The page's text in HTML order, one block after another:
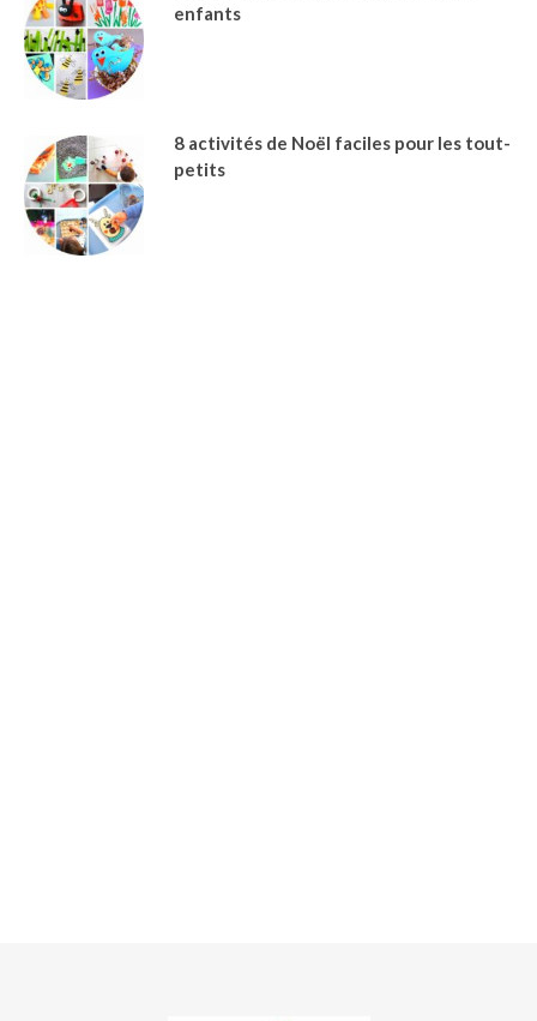
enfants
8 activités de Noël faciles pour les tout-
petits